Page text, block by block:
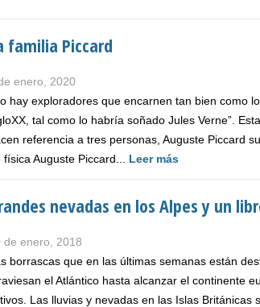
familia Piccard
enero, 2020
hay exploradores que encarnen tan bien como
tal como lo habría soñado Jules Verne”.
referencia a tres personas, Auguste Piccard
física Auguste Piccard... Leer más
nevadas en los Alpes y un
de enero, 2018
borrascas que en las últimas semanas están
el Atlántico hasta alcanzar el continente
Las lluvias y nevadas en las Islas